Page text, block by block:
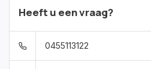
Heeft u een vraag?
0455113122